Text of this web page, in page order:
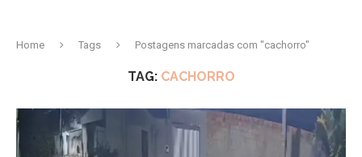
Home Tags Postagens marcadas com "cachorro"
TAG: CACHORRO